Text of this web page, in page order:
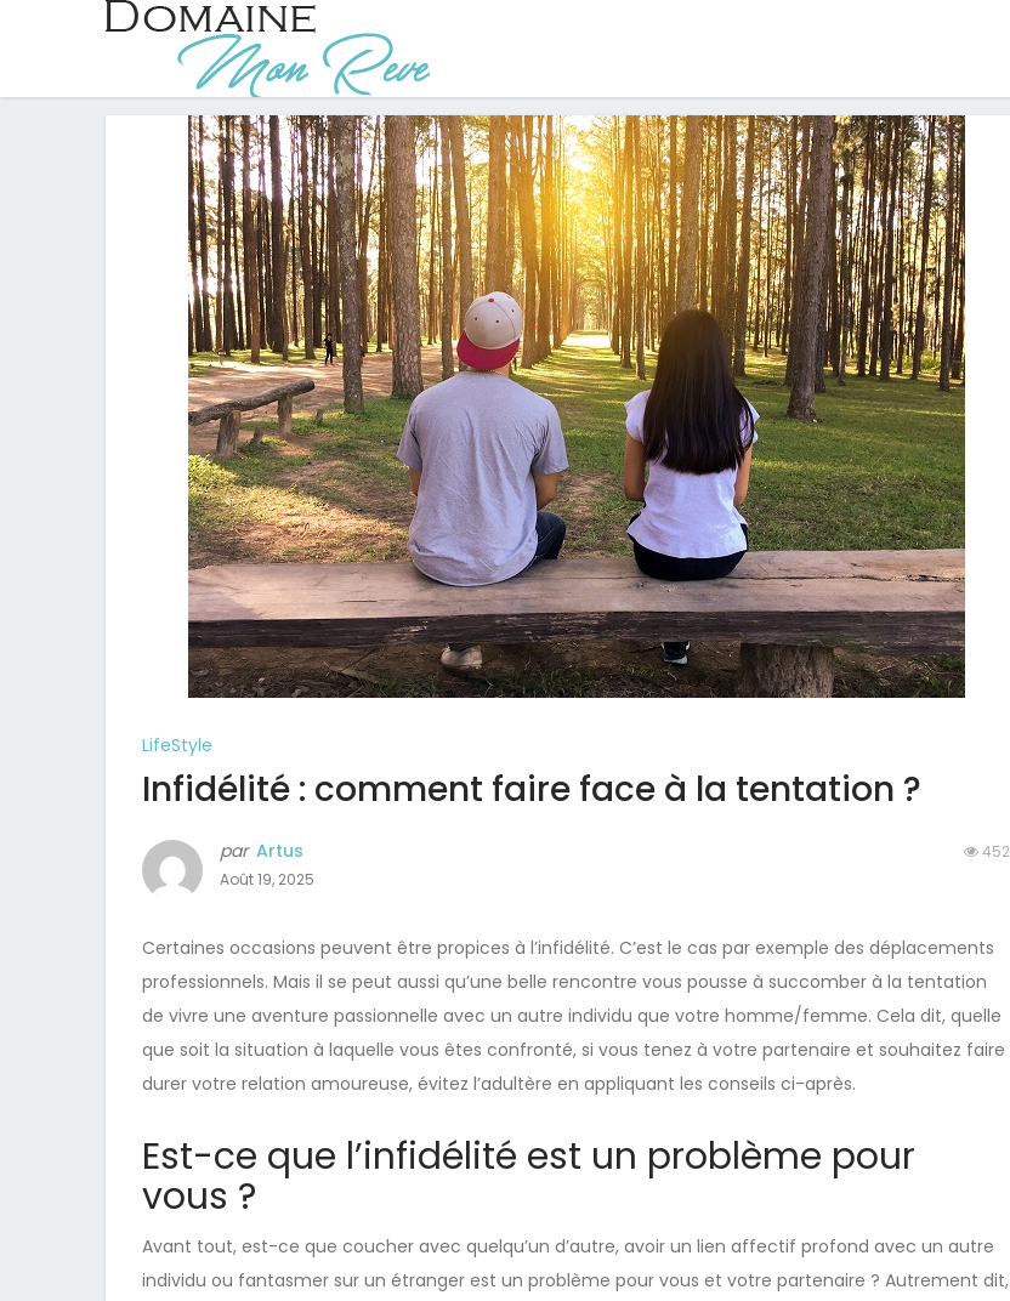
LifeStyle
Infidélité : comment faire face à la tentation ?
par Artus
Août 19, 2025
452
Certaines occasions peuvent être propices à l’infidélité. C’est le cas par exemple des déplacements
professionnels. Mais il se peut aussi qu’une belle rencontre vous pousse à succomber à la tentation
de vivre une aventure passionnelle avec un autre individu que votre homme/femme. Cela dit, quelle
que soit la situation à laquelle vous êtes confronté, si vous tenez à votre partenaire et souhaitez faire
durer votre relation amoureuse, évitez l’adultère en appliquant les conseils ci-après.
Est-ce que l’infidélité est un problème pour
vous ?
Avant tout, est-ce que coucher avec quelqu’un d’autre, avoir un lien affectif profond avec un autre
individu ou fantasmer sur un étranger est un problème pour vous et votre partenaire ? Autrement dit,